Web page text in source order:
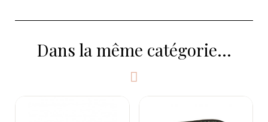
Dans la même catégorie...